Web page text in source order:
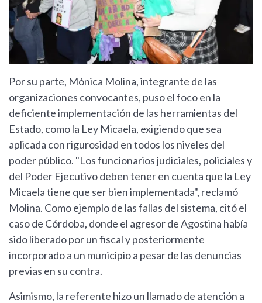
Por su parte, Mónica Molina, integrante de las
organizaciones convocantes, puso el foco en la
deficiente implementación de las herramientas del
Estado, como la Ley Micaela, exigiendo que sea
aplicada con rigurosidad en todos los niveles del
poder público. "Los funcionarios judiciales, policiales y
del Poder Ejecutivo deben tener en cuenta que la Ley
Micaela tiene que ser bien implementada", reclamó
Molina. Como ejemplo de las fallas del sistema, citó el
caso de Córdoba, donde el agresor de Agostina había
sido liberado por un fiscal y posteriormente
incorporado a un municipio a pesar de las denuncias
previas en su contra.
Asimismo, la referente hizo un llamado de atención a